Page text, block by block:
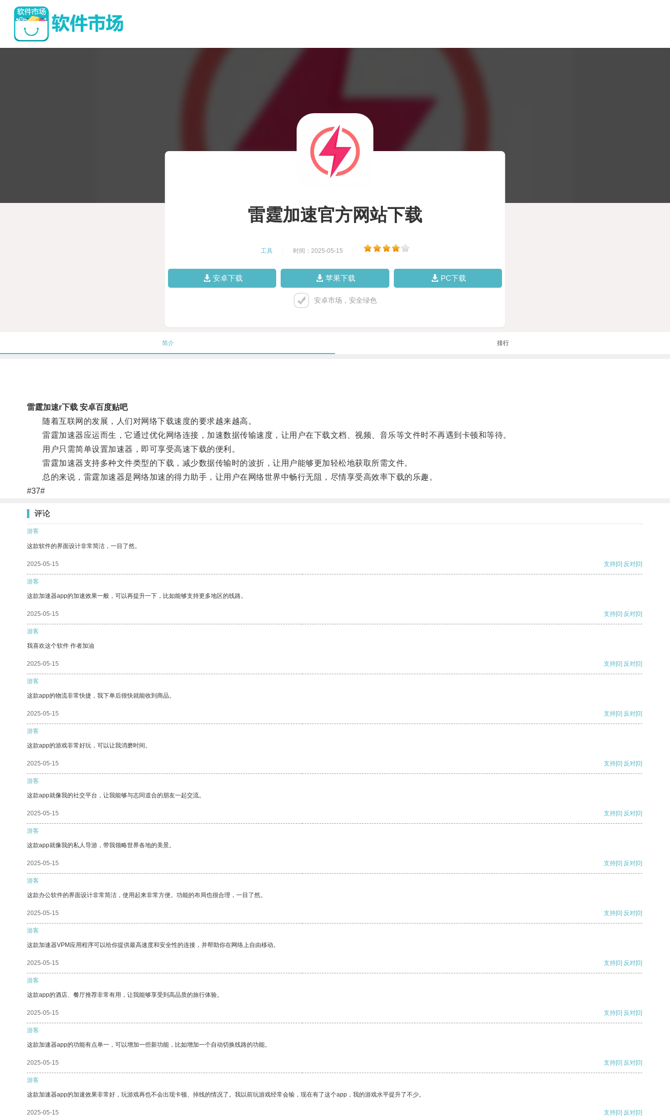
雷霆加速官方网站下载
工具 时间：2025-05-15
安卓下载 苹果下载 PC下载
安卓市场，安全绿色
简介 排行
雷霆加速r下载 安卓百度贴吧
随着互联网的发展，人们对网络下载速度的要求越来越高。
雷霆加速器应运而生，它通过优化网络连接，加速数据传输速度，让用户在下载文档、视频、音乐等文件时不再遇到卡顿和等待。
用户只需简单设置加速器，即可享受高速下载的便利。
雷霆加速器支持多种文件类型的下载，减少数据传输时的波折，让用户能够更加轻松地获取所需文件。
总的来说，雷霆加速器是网络加速的得力助手，让用户在网络世界中畅行无阻，尽情享受高效率下载的乐趣。
#37#
评论
游客
这款软件的界面设计非常简洁，一目了然。
2025-05-15 支持[0] 反对[0]
游客
这款加速器app的加速效果一般，可以再提升一下，比如能够支持更多地区的线路。
2025-05-15 支持[0] 反对[0]
游客
我喜欢这个软件 作者加油
2025-05-15 支持[0] 反对[0]
游客
这款app的物流非常快捷，我下单后很快就能收到商品。
2025-05-15 支持[0] 反对[0]
游客
这款app的游戏非常好玩，可以让我消磨时间。
2025-05-15 支持[0] 反对[0]
游客
这款app就像我的社交平台，让我能够与志同道合的朋友一起交流。
2025-05-15 支持[0] 反对[0]
游客
这款app就像我的私人导游，带我领略世界各地的美景。
2025-05-15 支持[0] 反对[0]
游客
这款办公软件的界面设计非常简洁，使用起来非常方便。功能的布局也很合理，一目了然。
2025-05-15 支持[0] 反对[0]
游客
这款加速器VPM应用程序可以给你提供最高速度和安全性的连接，并帮助你在网络上自由移动。
2025-05-15 支持[0] 反对[0]
游客
这款app的酒店、餐厅推荐非常有用，让我能够享受到高品质的旅行体验。
2025-05-15 支持[0] 反对[0]
游客
这款加速器app的功能有点单一，可以增加一些新功能，比如增加一个自动切换线路的功能。
2025-05-15 支持[0] 反对[0]
游客
这款加速器app的加速效果非常好，玩游戏再也不会出现卡顿、掉线的情况了。我以前玩游戏经常会输，现在有了这个app，我的游戏水平提升了不少。
2025-05-15 支持[0] 反对[0]